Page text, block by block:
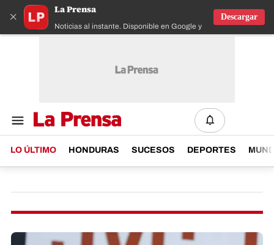
×
La Prensa
Noticias al instante. Disponible en Google y IOS
Descargar
LO ÚLTIMO HONDURAS SUCESOS DEPORTES